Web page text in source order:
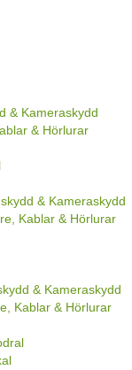
& Kameraskydd
& Hörlurar
& Kameraskydd
Kablar & Hörlurar
& Kameraskydd
Kablar & Hörlurar